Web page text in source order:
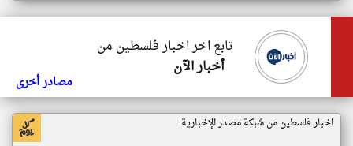
تابع اخر اخبار فلسطين من
أخبار الآن
مصادر أخرى
اخبار فلسطين من شبكة مصدر الإخبارية